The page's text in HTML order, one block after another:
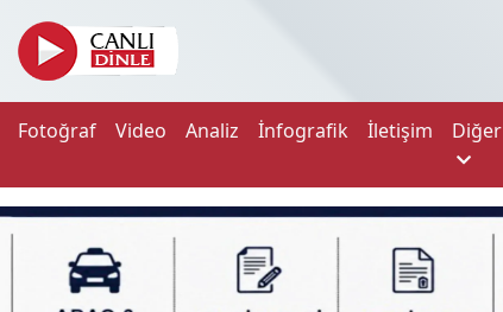
Fotoğraf Video Analiz İnfografik İletişim Diğer